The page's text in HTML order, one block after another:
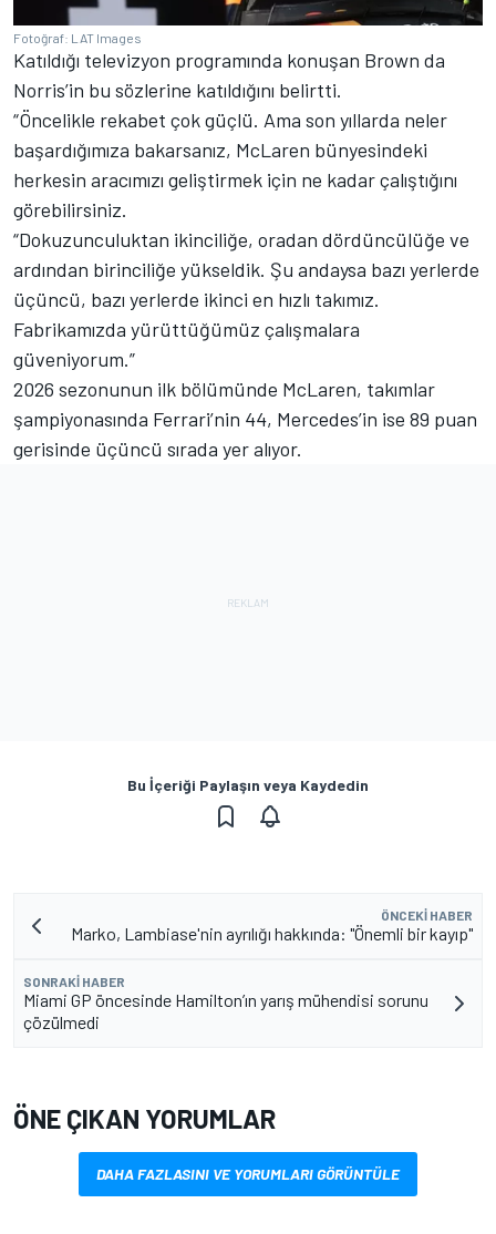
Fotoğraf: LAT Images
Katıldığı televizyon programında konuşan Brown da
Norris’in bu sözlerine katıldığını belirtti.
“Öncelikle rekabet çok güçlü. Ama son yıllarda neler
başardığımıza bakarsanız, McLaren bünyesindeki
herkesin aracımızı geliştirmek için ne kadar çalıştığını
görebilirsiniz.
“Dokuzunculuktan ikinciliğe, oradan dördüncülüğe ve
ardından birinciliğe yükseldik. Şu andaysa bazı yerlerde
üçüncü, bazı yerlerde ikinci en hızlı takımız.
Fabrikamızda yürüttüğümüz çalışmalara
güveniyorum.”
2026 sezonunun ilk bölümünde McLaren, takımlar
şampiyonasında Ferrari’nin 44, Mercedes’in ise 89 puan
gerisinde üçüncü sırada yer alıyor.
Bu İçeriği Paylaşın veya Kaydedin
ÖNCEKI HABER
Marko, Lambiase'nin ayrılığı hakkında: "Önemli bir kayıp"
SONRAKI HABER
Miami GP öncesinde Hamilton’ın yarış mühendisi sorunu
çözülmedi
ÖNE ÇIKAN YORUMLAR
DAHA FAZLASINI VE YORUMLARI GÖRÜNTÜLE